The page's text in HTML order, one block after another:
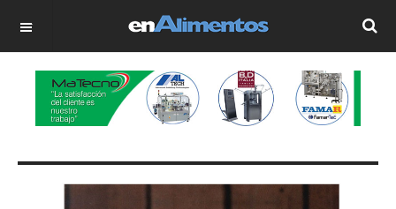
OFF CANVAS